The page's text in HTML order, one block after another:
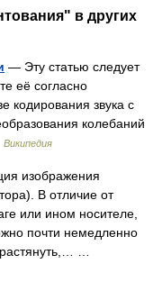
в других
— Эту статью следует
её согласно
кодирования звука с
колебаний
Википедия
изображения
В отличие от
или ином носителе,
почти немедленно
растянуть,… …